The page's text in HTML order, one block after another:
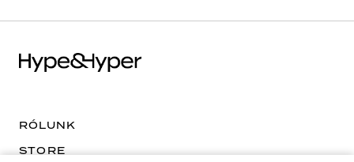
RÓLUNK
STORE